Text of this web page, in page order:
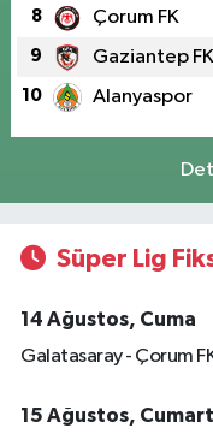
8 Çorum FK
9 Gaziantep FK
10 Alanyaspor
Süper Lig
14 Ağustos, Cuma
Galatasaray - Çorum
15 Ağustos,